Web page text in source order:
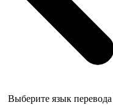
Выберите язык перевода